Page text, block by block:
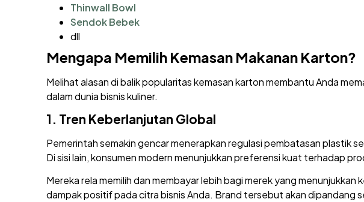
Thinwall Bowl
Sendok Bebek
dll
Mengapa Memilih Kemasan Makanan Karton?
Melihat alasan di balik popularitas kemasan karton membantu Anda
dalam dunia bisnis kuliner.
1. Tren Keberlanjutan Global
Pemerintah semakin gencar menerapkan regulasi pembatasan plastik
Di sisi lain, konsumen modern menunjukkan preferensi kuat terhadap
Mereka rela memilih dan membayar lebih bagi merek yang
dampak positif pada citra bisnis Anda. Brand tersebut akan dipandang